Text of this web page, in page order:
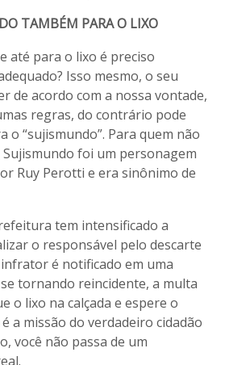
TAMBÉM PARA O LIXO
até para o lixo é preciso
Isso mesmo, o seu
de acordo com a nossa vontade,
regras, do contrário pode
o “sujismundo”. Para quem não
foi um personagem
Ruy Perotti e era sinônimo de
tem intensificado a
o responsável pelo descarte
é notificado em uma
tornando reincidente, a multa
o lixo na calçada e espere o
a missão do verdadeiro cidadão
você não passa de um